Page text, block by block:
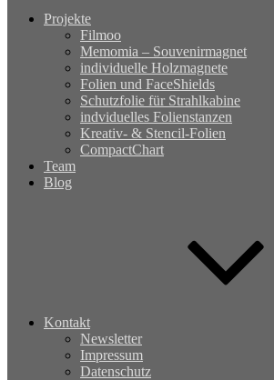
Projekte
Filmoo
Memomia – Souvenirmagnet
individuelle Holzmagnete
Folien und FaceShields
Schutzfolie für Strahlkabine
indviduelles Folienstanzen
Kreativ- & Stencil-Folien
CompactChart
Team
Blog
Kontakt
Newsletter
Impressum
Datenschutz